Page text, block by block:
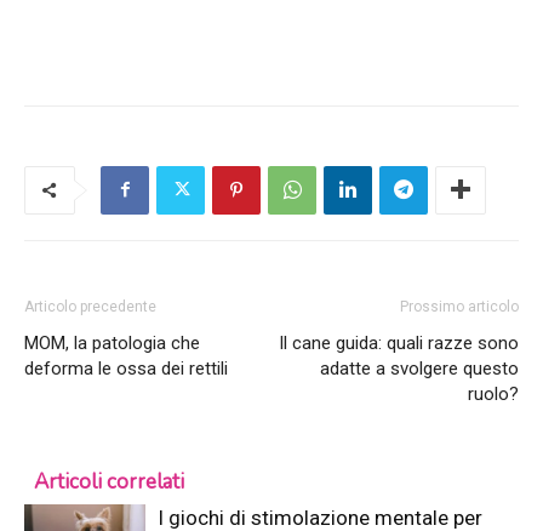
Articolo precedente
MOM, la patologia che
deforma le ossa dei rettili
Prossimo articolo
Il cane guida: quali razze sono
adatte a svolgere questo
ruolo?
Articoli correlati
I giochi di stimolazione mentale per